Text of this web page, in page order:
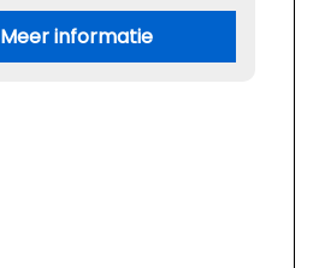
Meer informatie